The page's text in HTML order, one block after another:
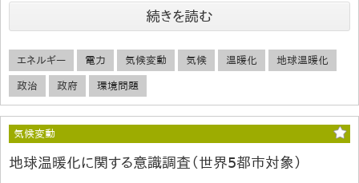
続きを読む
エネルギー 電力 気候変動 気候 温暖化 地球温暖化
政治 政府 環境問題
気候変動
地球温暖化に関する意識調査（世界5都市対象）